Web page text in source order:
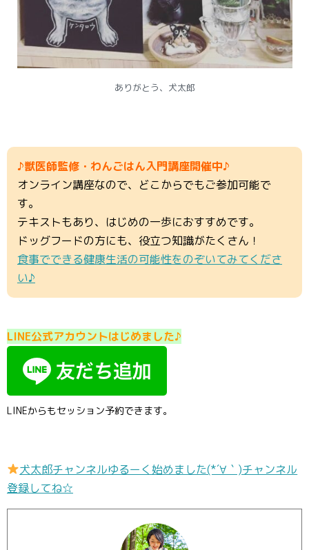
ありがとう、犬太郎
♪獣医師監修・わんごはん入門講座開催中♪
オンライン講座なので、どこからでもご参加可能で
す。
テキストもあり、はじめの一歩におすすめです。
ドッグフードの方にも、役立つ知識がたくさん！
食事でできる健康生活の可能性をのぞいてみてくださ
い♪
LINE公式アカウントはじめました♪
LINEからもセッション予約できます。
犬太郎チャンネルゆるーく始めました(*´∀｀)チャンネル
登録してね☆